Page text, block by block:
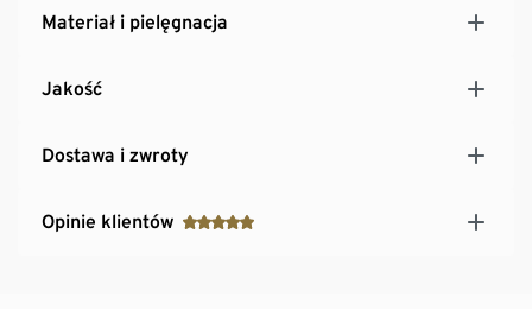
Materiał i pielęgnacja
Jakość
Dostawa i zwroty
Opinie klientów